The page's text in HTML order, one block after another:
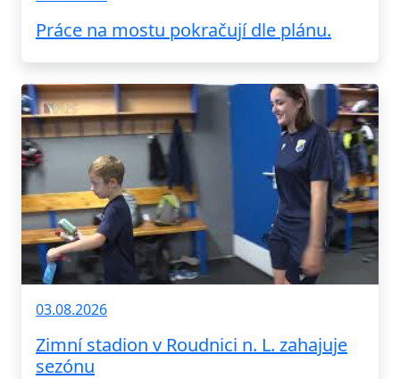
Práce na mostu pokračují dle plánu.
03.08.2026
Zimní stadion v Roudnici n. L. zahajuje
sezónu